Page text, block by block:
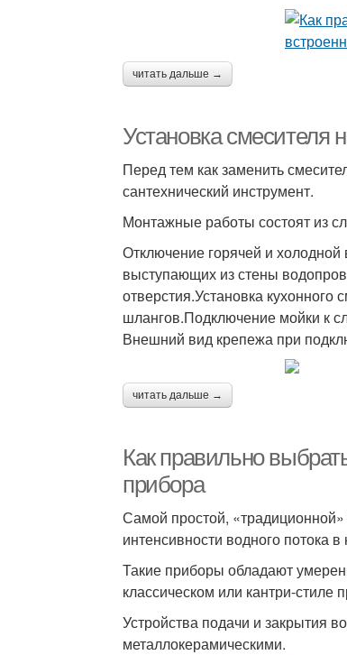
читать дальше →
Установка смесителя
Перед тем как заменить
сантехнический инструмент.
Монтажные работы состоят из
Отключение горячей и
выступающих из стены
отверстия.Установка
шлангов.Подключение мойки к
Внешний вид крепежа при
читать дальше →
Как правильно
прибора
Самой простой,
интенсивности водного потока
Такие приборы обладают
классическом или кантри-
Устройства подачи и закрытия
металлокерамическими.